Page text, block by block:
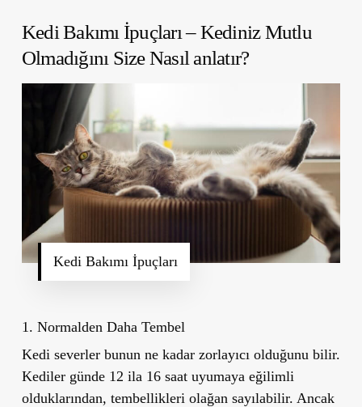
Kedi Bakımı İpuçları – Kediniz Mutlu
Olmadığını Size Nasıl anlatır?
Kedi Bakımı İpuçları
1. Normalden Daha Tembel
Kedi severler bunun ne kadar zorlayıcı olduğunu bilir.
Kediler günde 12 ila 16 saat uyumaya eğilimli
olduklarından, tembellikleri olağan sayılabilir. Ancak